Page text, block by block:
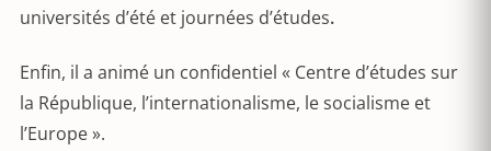
universités d’été et journées d’études.
Enfin, il a animé un confidentiel « Centre d’études sur
la République, l’internationalisme, le socialisme et
l’Europe ».